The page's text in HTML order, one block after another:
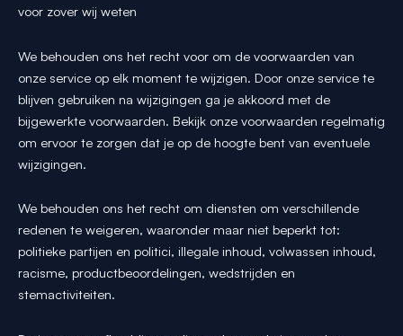
voor zover wij weten
We behouden ons het recht voor om de voorwaarden van
onze service op elk moment te wijzigen. Door onze service te
blijven gebruiken na wijzigingen ga je akkoord met de
bijgewerkte voorwaarden. Bekijk onze voorwaarden regelmatig
om ervoor te zorgen dat je op de hoogte bent van eventuele
wijzigingen.
We behouden ons het recht om diensten om verschillende
redenen te weigeren, waaronder maar niet beperkt tot:
politieke partijen en politici, illegale inhoud, volwassen inhoud,
racisme, productbeoordelingen, wedstrijden en
stemactiviteiten.